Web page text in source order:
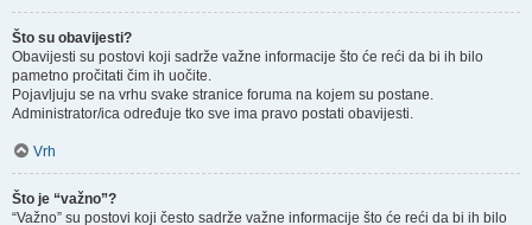
Što su obavijesti?
Obavijesti su postovi koji sadrže važne informacije što će reći da bi ih bilo
pametno pročitati čim ih uočite.
Pojavljuju se na vrhu svake stranice foruma na kojem su postane.
Administrator/ica određuje tko sve ima pravo postati obavijesti.
Vrh
Što je “važno”?
“Važno” su postovi koji često sadrže važne informacije što će reći da bi ih bilo